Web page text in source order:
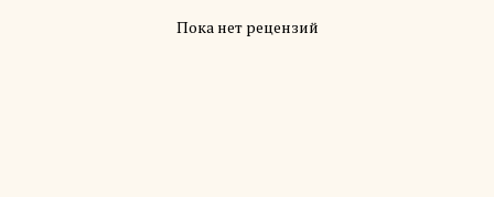
Пока нет рецензий